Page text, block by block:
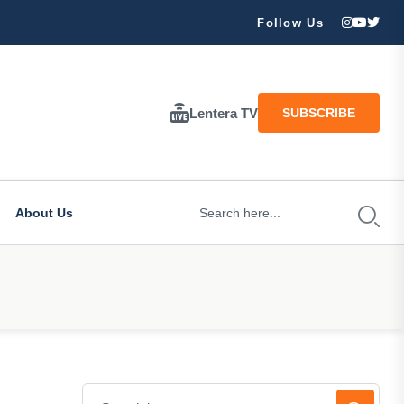
Follow Us
Lentera TV SUBSCRIBE
About Us